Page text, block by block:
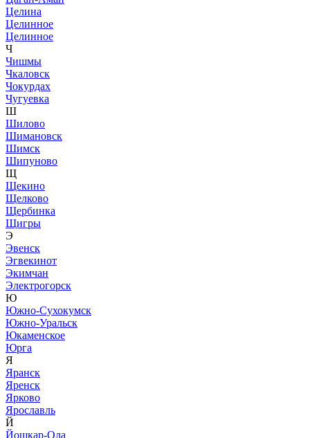
Целина
Целинное
Целинное
Ч
Чишмы
Чкаловск
Чокурдах
Чугуевка
Ш
Шилово
Шимановск
Шимск
Шипуново
Щ
Щекино
Щелково
Щербинка
Щигры
Э
Эвенск
Эгвекинот
Экимчан
Электрогорск
Ю
Южно-Сухокумск
Южно-Уральск
Юкаменское
Юрга
Я
Яранск
Яренск
Ярково
Ярославль
Й
Йошкар-Ола